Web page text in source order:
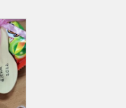
„Prisivirėm
košės“